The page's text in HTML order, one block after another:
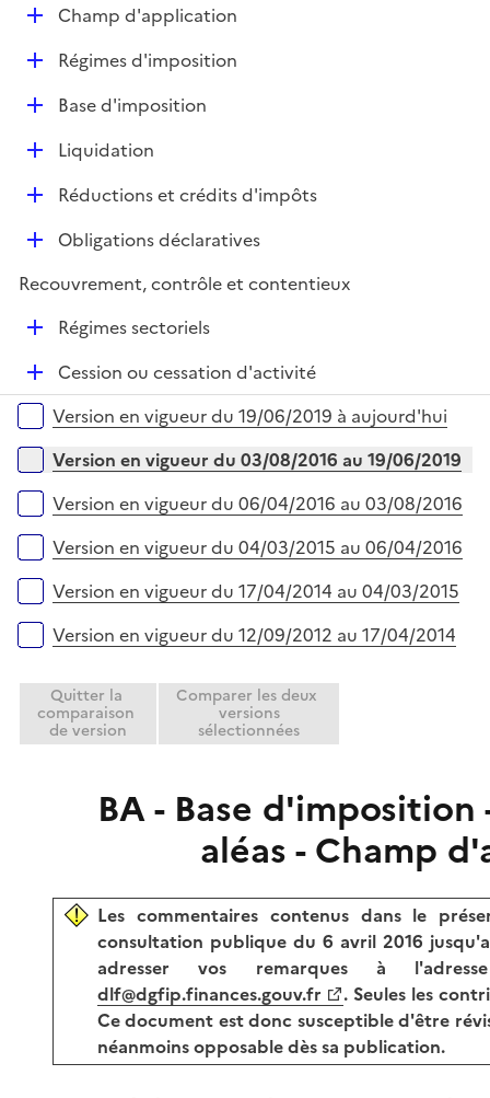
p
l
i
e
DChamp d'application
DRégimes d'imposition
DBase d'imposition
D
e
Liquidation
D
i
Réductions et crédits d'impôts
D
p
r
Obligations déclaratives
Recouvrement, contrôle et contentieux
D
e
Régimes sectoriels
D
é
p
e
Cession ou cessation d'activité
Versions sur la période
Version en vigueur du 19/06/2019 à aujourd'hui
Version en vigueur du 03/08/2016 au 19/06/2019
Version en vigueur du 06/04/2016 au 03/08/2016
Version en vigueur du 04/03/2015 au 06/04/2016
Version en vigueur du 17/04/2014 au 04/03/2015
Version en vigueur du 12/09/2012 au 17/04/2014
Quitter la
comparaison
de version
Comparer les deux
versions
sélectionnées
BA - Base
aléas - Champ
Les commentaires contenus dans le
consultation publique du 6 avril 2016
adresser vos remarques à
dlf@dgfip.finances.gouv.fr
. Seules les
Ce document est donc susceptible d'être
néanmoins opposable dès sa publication.